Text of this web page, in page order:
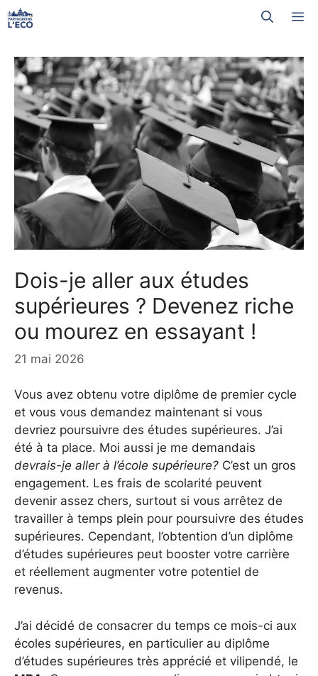
Aller
au
Dois-je aller aux études
supérieures ? Devenez riche
ou mourez en essayant !
21 mai 2026
Vous avez obtenu votre diplôme de premier cycle
et vous vous demandez maintenant si vous
devriez poursuivre des études supérieures. J’ai
été à ta place. Moi aussi je me demandais
devrais-je aller à l’école supérieure? C’est un gros
engagement. Les frais de scolarité peuvent
devenir assez chers, surtout si vous arrêtez de
travailler à temps plein pour poursuivre des études
supérieures. Cependant, l’obtention d’un diplôme
d’études supérieures peut booster votre carrière
et réellement augmenter votre potentiel de
revenus.
J’ai décidé de consacrer du temps ce mois-ci aux
écoles supérieures, en particulier au diplôme
d’études supérieures très apprécié et vilipendé, le